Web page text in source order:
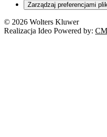
Zarządzaj preferencjami
© 2026 Wolters Kluwer
Realizacja Ideo Powered by: